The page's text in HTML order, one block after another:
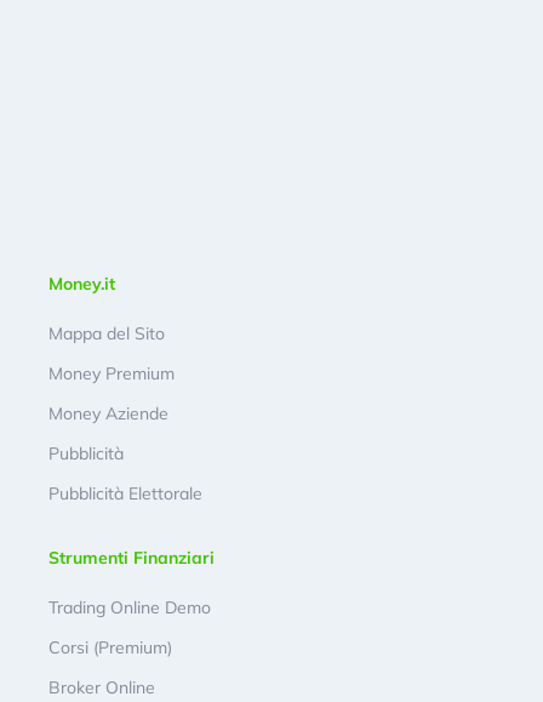
Money.it
Mappa del Sito
Money Premium
Money Aziende
Pubblicità
Pubblicità Elettorale
Strumenti Finanziari
Trading Online Demo
Corsi (Premium)
Broker Online